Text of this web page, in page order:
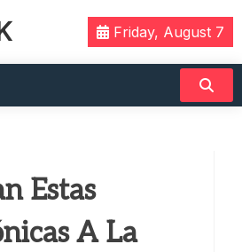
Friday, August 7
Estas
A La